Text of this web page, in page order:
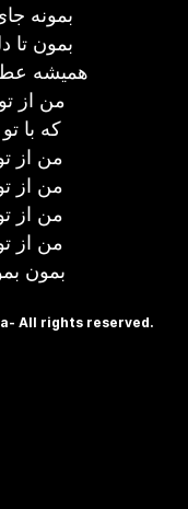
بمونه
بمون تا
همیشه
من از
که با
من از
من از
من از
من از
بمون
All rights reserved.